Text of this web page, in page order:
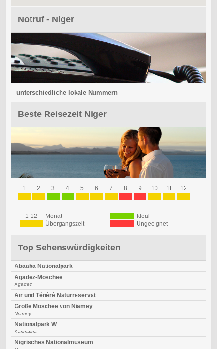
Notruf - Niger
unterschiedliche lokale Nummern
Beste Reisezeit Niger
1 2 3 4 5 6 7 8 9 10 11 12
1-12 Monat
Ideal
Übergangszeit
Ungeeignet
Top Sehenswürdigkeiten
Abaaba Nationalpark
Agadez-Moschee
Agadez
Aïr und Ténéré Naturreservat
Große Moschee von Niamey
Niamey
Nationalpark W
Karimama
Nigrisches Nationalmuseum